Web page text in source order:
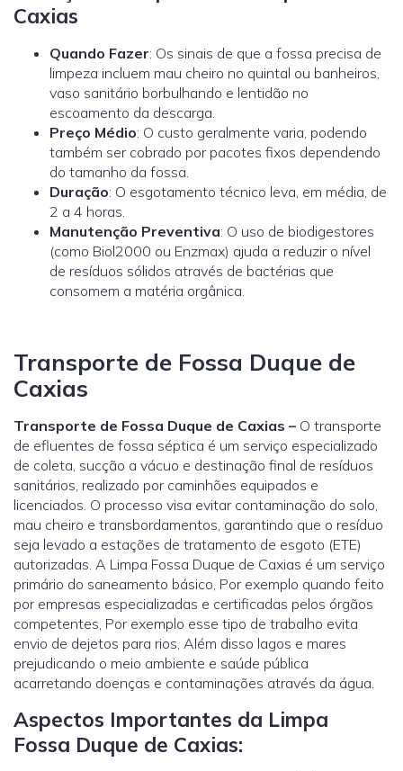
Caxias
Quando Fazer: Os sinais de que a fossa precisa de
limpeza incluem mau cheiro no quintal ou banheiros,
vaso sanitário borbulhando e lentidão no
escoamento da descarga.
Preço Médio: O custo geralmente varia, podendo
também ser cobrado por pacotes fixos dependendo
do tamanho da fossa.
Duração: O esgotamento técnico leva, em média, de
2 a 4 horas.
Manutenção Preventiva: O uso de biodigestores
(como Biol2000 ou Enzmax) ajuda a reduzir o nível
de resíduos sólidos através de bactérias que
consomem a matéria orgânica.
Transporte de Fossa Duque de
Caxias
Transporte de Fossa Duque de Caxias – O transporte
de efluentes de fossa séptica é um serviço especializado
de coleta, sucção a vácuo e destinação final de resíduos
sanitários, realizado por caminhões equipados e
licenciados. O processo visa evitar contaminação do solo,
mau cheiro e transbordamentos, garantindo que o resíduo
seja levado a estações de tratamento de esgoto (ETE)
autorizadas. A Limpa Fossa Duque de Caxias é um serviço
primário do saneamento básico, Por exemplo quando feito
por empresas especializadas e certificadas pelos órgãos
competentes, Por exemplo esse tipo de trabalho evita
envio de dejetos para rios, Além disso lagos e mares
prejudicando o meio ambiente e saúde pública
acarretando doenças e contaminações através da água.
Aspectos Importantes da Limpa
Fossa Duque de Caxias: